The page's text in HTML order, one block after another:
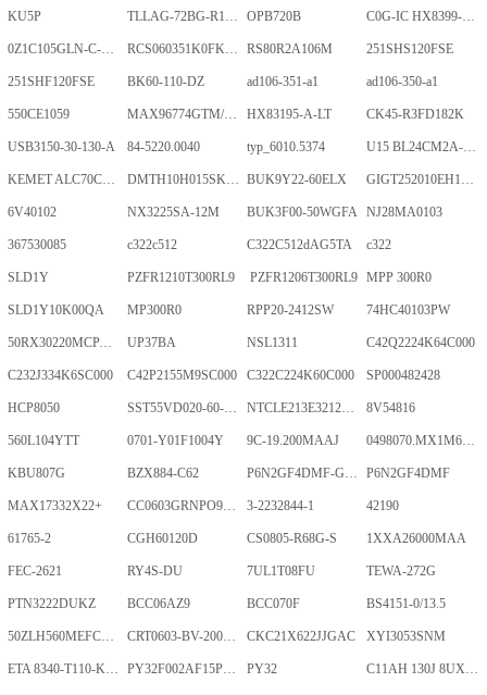
KU5P TLLAG-72BG-R1KH1-V-A OPB720B C0G-IC HX8399-C100PD1700-GP
0Z1C105GLN-C-0-TR RCS060351K0FKEA RS80R2A106M 251SHS120FSE
251SHF120FSE BK60-110-DZ ad106-351-a1 ad106-350-a1
550CE1059 MAX96774GTM/V+ HX83195-A-LT CK45-R3FD182K
USB3150-30-130-A 84-5220.0040 typ_6010.5374 U15 BL24CM2A-PARC
KEMET ALC70C152EN450 DMTH10H015SK3Q BUK9Y22-60ELX GIGT252010EH1R0MNE
6V40102 NX3225SA-12M BUK3F00-50WGFA NJ28MA0103
367530085 c322c512 C322C512dAG5TA c322
SLD1Y PZFR1210T300RL9 PZFR1206T300RL9 MPP 300R0
SLD1Y10K00QA MP300R0 RPP20-2412SW 74HC40103PW
50RX30220MCPA10X20 UP37BA NSL1311 C42Q2224K64C000
C232J334K6SC000 C42P2155M9SC000 C322C224K60C000 SP000482428
HCP8050 SST55VD020-60-C-TQWE NTCLE213E3212FMT 8V54816
560L104YTT 0701-Y01F1004Y 9C-19.200MAAJ 0498070.MX1M6-CN
KBU807G BZX884-C62 P6N2GF4DMF-GKT-2Gb P6N2GF4DMF
MAX17332X22+ CC0603GRNPO9BN400 3-2232844-1 42190
61765-2 CGH60120D CS0805-R68G-S 1XXA26000MAA
FEC-2621 RY4S-DU 7UL1T08FU TEWA-272G
PTN3222DUKZ BCC06AZ9 BCC070F BS4151-0/13.5
50ZLH560MEFCRI12.5X25 CRT0603-BV-2001ELF CKC21X622JJGAC XYI3053SNM
ETA 8340-T110-K1F1-ALH0-25A PY32F002AF15P6TU PY32 C11AH 130J 8UXLT